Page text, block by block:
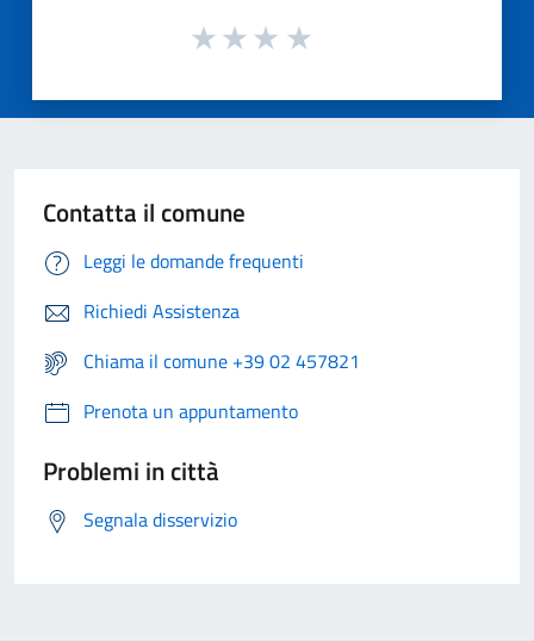
Contatta il comune
Leggi le domande frequenti
Richiedi Assistenza
Chiama il comune +39 02 457821
Prenota un appuntamento
Problemi in città
Segnala disservizio